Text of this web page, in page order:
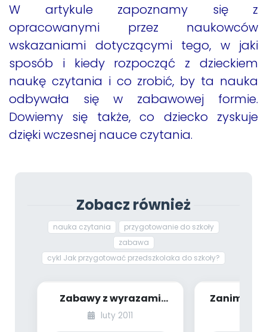
W artykule zapoznamy się z
opracowanymi przez naukowców
wskazaniami dotyczącymi tego, w jaki
sposób i kiedy rozpocząć z dzieckiem
naukę czytania i co zrobić, by ta nauka
odbywała się w zabawowej formie.
Dowiemy się także, co dziecko zyskuje
dzięki wczesnej nauce czytania.
Zobacz również
nauka czytania
przygotowanie do szkoły
zabawa
cykl Jak przygotować przedszkolaka do szkoły?
Zabawy z wyrazami
(scenariusze do rodzin
wyrazów wprowa...
luty 2011
Zanim